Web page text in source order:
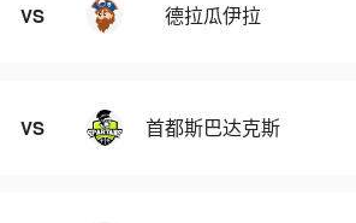
VS 德拉瓜伊拉
VS 首都斯巴达克斯